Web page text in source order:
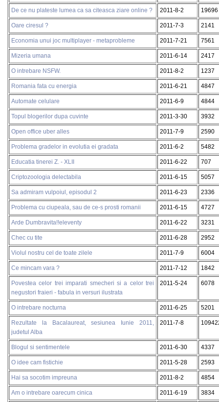
De ce nu plateste lumea ca sa citeasca ziare online ? 2011-8-2 19696
Oare ciresul ? 2011-7-3 2141
Economia unui joc multiplayer - metaprobleme 2011-7-21 7561
Mizeria umana 2011-6-14 2417
O intrebare NSFW. 2011-8-2 1237
Romania fata cu energia 2011-6-21 4847
Automate celulare 2011-6-9 4844
Topul blogerilor dupa cuvinte 2011-3-30 3932
Open office uber alles 2011-7-9 2590
Problema gradelor in evolutia ei gradata 2011-6-2 5482
Educatia tinerei Z. - XLII 2011-6-22 707
Criptozoologia delectabila 2011-6-15 5057
Sa admiram vulpoiul, episodul 2 2011-6-23 2336
Problema cu ciupeala, sau de ce-s prosti romanii 2011-6-15 4727
Arde Dumbravita!!eleventy 2011-6-22 3231
Chec cu tite 2011-6-28 2952
Violul nostru cel de toate zilele 2011-7-9 6004
Ce mincam vara ? 2011-7-12 1842
Povestea celor trei imparati smecheri si a celor trei
negustori fraieri - fabula in versuri ilustrata
2011-5-24 6078
O intrebare nocturna 2011-6-25 5201
Rezultate la Bacalaureat, sesiunea Iunie 2011,
judetul Alba
2011-7-8
Blogul si sentimentele 2011-6-30 4337
O idee cam fistichie 2011-5-28 2593
Hai sa socotim impreuna 2011-8-2 4854
Am o intrebare oarecum cinica 2011-6-19 3834